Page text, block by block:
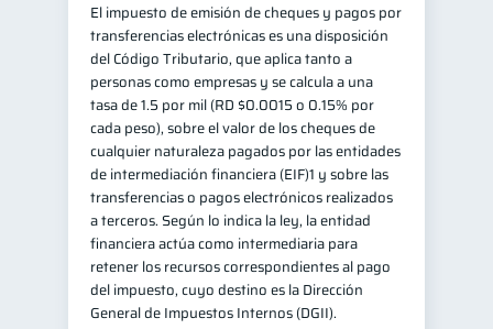
El impuesto de emisión de cheques y pagos por
transferencias electrónicas es una disposición
del Código Tributario, que aplica tanto a
personas como empresas y se calcula a una
tasa de 1.5 por mil (RD $0.0015 o 0.15% por
cada peso), sobre el valor de los cheques de
cualquier naturaleza pagados por las entidades
de intermediación financiera (EIF)1 y sobre las
transferencias o pagos electrónicos realizados
a terceros. Según lo indica la ley, la entidad
financiera actúa como intermediaria para
retener los recursos correspondientes al pago
del impuesto, cuyo destino es la Dirección
General de Impuestos Internos (DGII).